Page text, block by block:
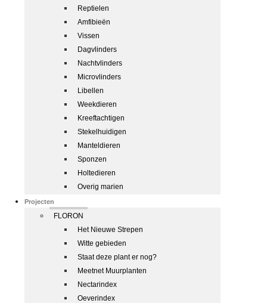
Reptielen
Amfibieën
Vissen
Dagvlinders
Nachtvlinders
Microvlinders
Libellen
Weekdieren
Kreeftachtigen
Stekelhuidigen
Manteldieren
Sponzen
Holtedieren
Overig marien
Projecten
FLORON
Het Nieuwe Strepen
Witte gebieden
Staat deze plant er nog?
Meetnet Muurplanten
Nectarindex
Oeverindex